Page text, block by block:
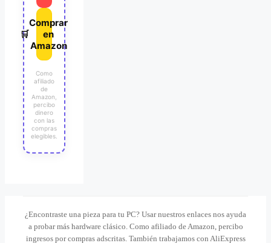
🛒
Comprar
en
Amazon
Como
afiliado
de
Amazon,
percibo
dinero
con las
compras
elegibles.
¿Encontraste una pieza para tu PC? Usar nuestros enlaces nos ayuda
a probar más hardware clásico. Como afiliado de Amazon, percibo
ingresos por compras adscritas. También trabajamos con AliExpress